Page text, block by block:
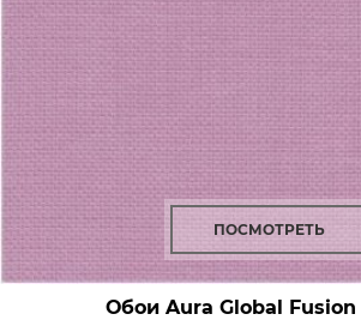
ПОСМОТРЕТЬ
Обои Aura Global Fusion